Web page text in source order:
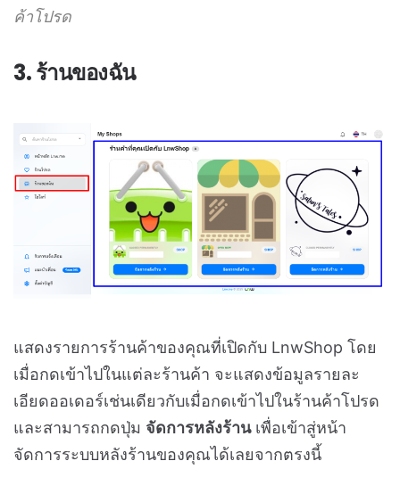
ค้าโปรด
3. ร้านของฉัน
แสดงรายการร้านค้าของคุณที่เปิดกับ LnwShop โดย
เมื่อกดเข้าไปในแต่ละร้านค้า จะแสดงข้อมูลรายละ
เอียดออเดอร์เช่นเดียวกับเมื่อกดเข้าไปในร้านค้าโปรด
และสามารถกดปุ่ม จัดการหลังร้านเพื่อเข้าสู่หน้า
จัดการระบบหลังร้านของคุณได้เลยจากตรงนี้